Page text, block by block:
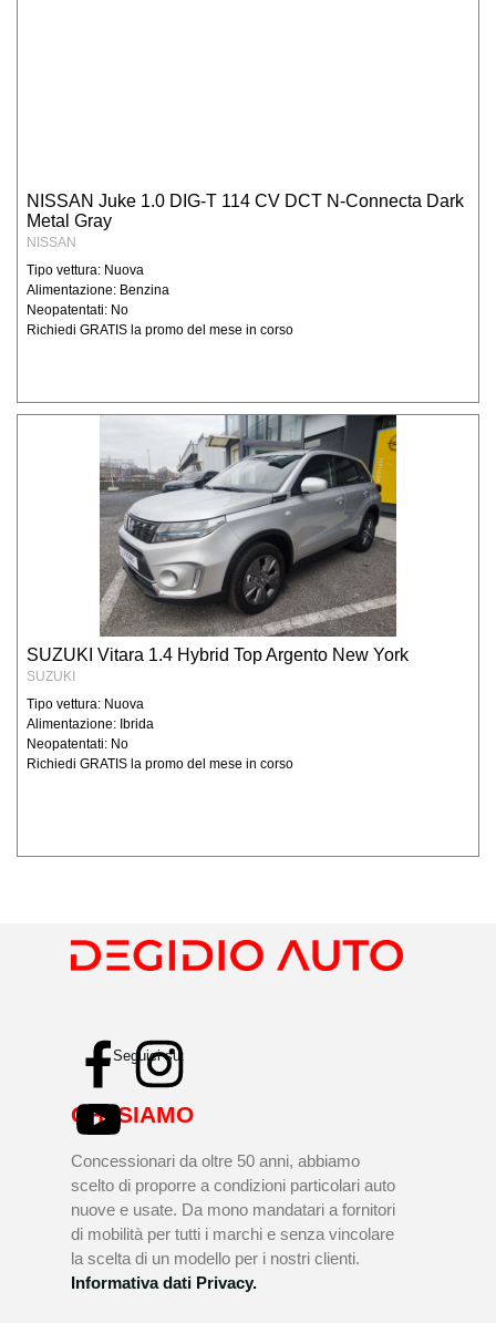
NISSAN Juke 1.0 DIG-T 114 CV DCT N-Connecta Dark
Metal Gray
NISSAN
Tipo vettura: Nuova
Alimentazione: Benzina
Neopatentati: No
Richiedi GRATIS la promo del mese in corso
SUZUKI Vitara 1.4 Hybrid Top Argento New York
SUZUKI
Tipo vettura: Nuova
Alimentazione: Ibrida
Neopatentati: No
Richiedi GRATIS la promo del mese in corso
Seguici su:
CHI SIAMO
Concessionari da oltre 50 anni, abbiamo
scelto di proporre a condizioni particolari auto
nuove e usate. Da mono mandatari a fornitori
di mobilità per tutti i marchi e senza vincolare
la scelta di un modello per i nostri clienti.
Informativa dati Privacy.